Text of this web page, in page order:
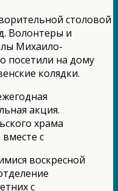
столовой
Волонтеры и
Михаило-
посетили на дому
колядки.
акция.
храма
с
воскресной
с